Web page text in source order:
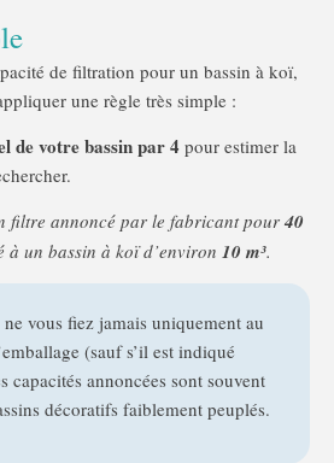
de filtration pour un bassin à koï,
une règle très simple :
de votre bassin par 4 pour estimer la
filtre annoncé par le fabricant pour 40
un bassin à koï d’environ 10 m³.
vous fiez jamais uniquement au
(sauf s’il est indiqué
capacités annoncées sont souvent
décoratifs faiblement peuplés.